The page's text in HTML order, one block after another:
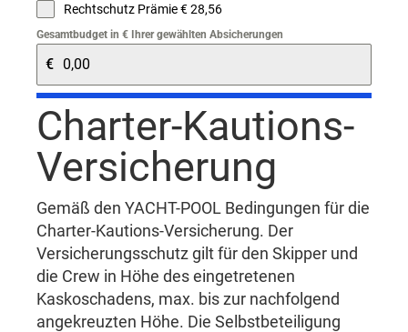
Rechtschutz Prämie € 28,56
Gesamtbudget in € Ihrer gewählten Absicherungen
€
Charter-Kautions-
Versicherung
Gemäß den YACHT-POOL Bedingungen für die
Charter-Kautions-Versicherung. Der
Versicherungsschutz gilt für den Skipper und
die Crew in Höhe des eingetretenen
Kaskoschadens, max. bis zur nachfolgend
angekreuzten Höhe. Die Selbstbeteiligung